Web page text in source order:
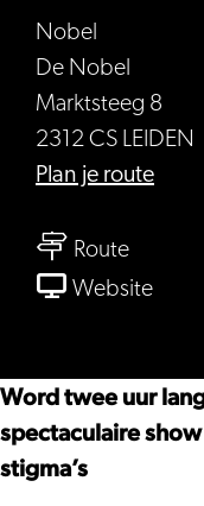
Nobel
De Nobel
Marktsteeg 8
2312 CS LEIDEN
Plan je routenaar
Routenaar
Websitevan
Word twee uur
spectaculaire
stigma’s